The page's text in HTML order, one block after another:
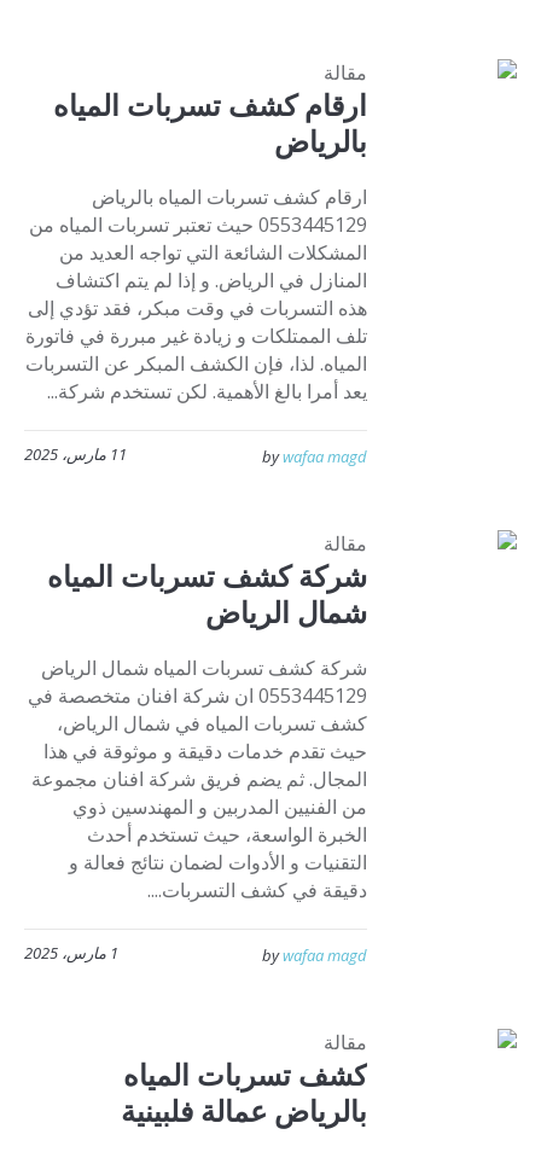
مقالة
ارقام كشف تسربات المياه
بالرياض
ارقام كشف تسربات المياه بالرياض
0553445129 حيث تعتبر تسربات المياه من
المشكلات الشائعة التي تواجه العديد من
المنازل في الرياض. و إذا لم يتم اكتشاف
هذه التسربات في وقت مبكر، فقد تؤدي إلى
تلف الممتلكات و زيادة غير مبررة في فاتورة
المياه. لذا، فإن الكشف المبكر عن التسربات
يعد أمرا بالغ الأهمية. لكن تستخدم شركة...
11 مارس، 2025 bywafaa magd
مقالة
شركة كشف تسربات المياه
شمال الرياض
شركة كشف تسربات المياه شمال الرياض
0553445129 ان شركة افنان متخصصة في
كشف تسربات المياه في شمال الرياض،
حيث تقدم خدمات دقيقة و موثوقة في هذا
المجال. ثم يضم فريق شركة افنان مجموعة
من الفنيين المدربين و المهندسين ذوي
الخبرة الواسعة، حيث تستخدم أحدث
التقنيات و الأدوات لضمان نتائج فعالة و
دقيقة في كشف التسربات....
1 مارس، 2025 bywafaa magd
مقالة
كشف تسربات المياه
بالرياض عمالة فلبينية